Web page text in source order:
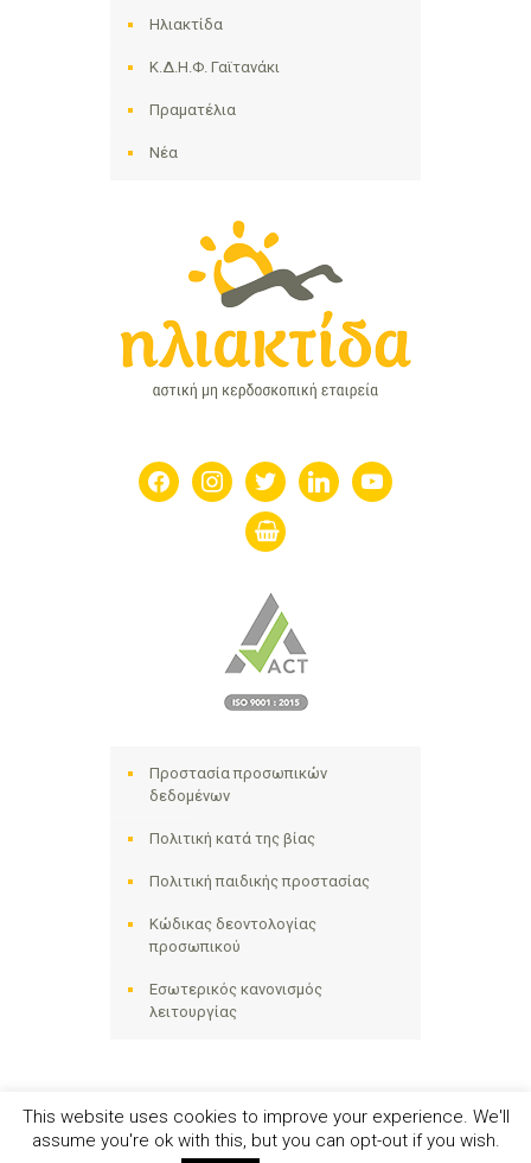
Ηλιακτίδα
Κ.Δ.Η.Φ. Γαϊτανάκι
Πραματέλια
Νέα
facebookinstagramtwitter linkedin youtube
shopping-
basket
Προστασία προσωπικών
δεδομένων
Πολιτική κατά της βίας
Πολιτική παιδικής προστασίας
Κώδικας δεοντολογίας
προσωπικού
Εσωτερικός κανονισμός
λειτουργίας
This website uses cookies to improve your experience. We'll
assume you're ok with this, but you can opt-out if you wish.